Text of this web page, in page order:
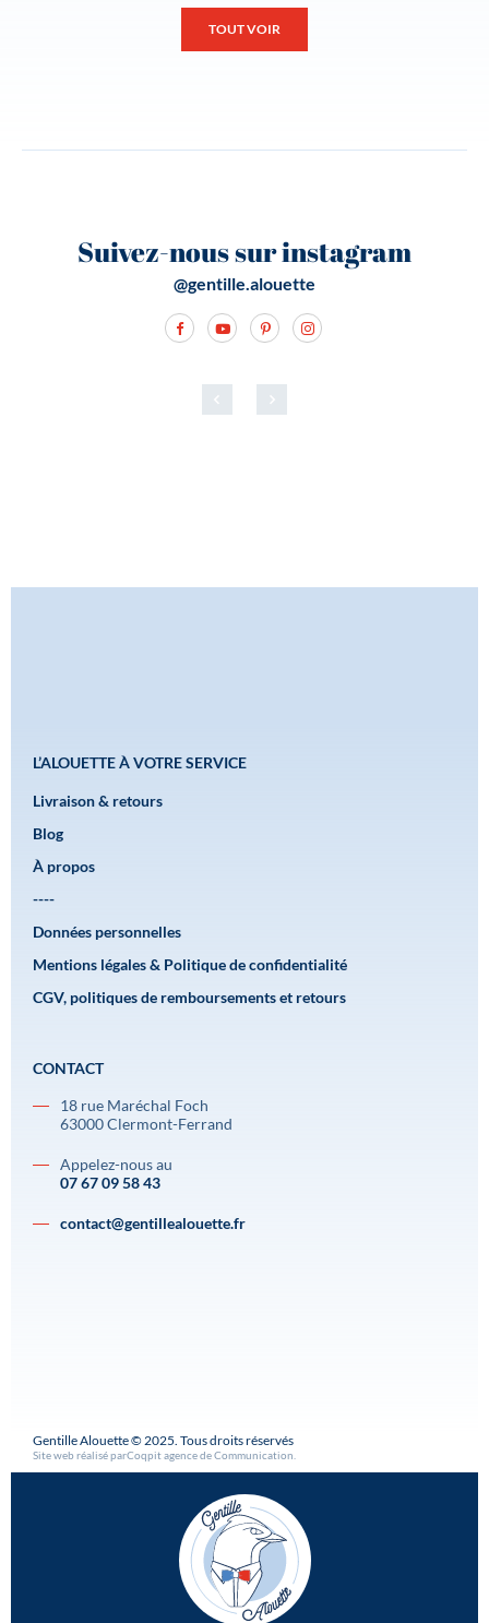
TOUT VOIR
Suivez-nous sur instagram
@gentille.alouette
L’ALOUETTE À VOTRE SERVICE
Livraison & retours
Blog
À propos
----
Données personnelles
Mentions légales & Politique de confidentialité
CGV, politiques de remboursements et retours
CONTACT
18 rue Maréchal Foch
63000 Clermont-Ferrand
Appelez-nous au
07 67 09 58 43
contact@gentillealouette.fr
Gentille Alouette © 2025. Tous droits réservés
Site web réalisé parCoqpit agence de Communication